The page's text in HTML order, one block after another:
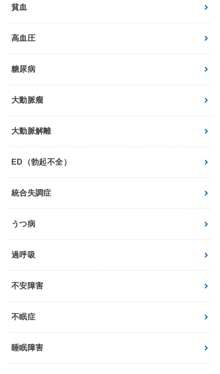
貧血
高血圧
糖尿病
大動脈瘤
大動脈解離
ED（勃起不全）
統合失調症
うつ病
過呼吸
不安障害
不眠症
睡眠障害